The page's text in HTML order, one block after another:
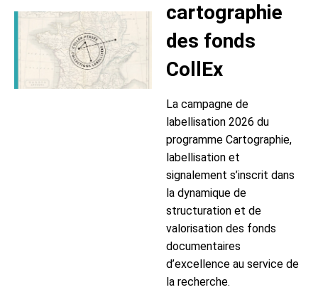
cartographie
des fonds
CollEx
La campagne de
labellisation 2026 du
programme Cartographie,
labellisation et
signalement s’inscrit dans
la dynamique de
structuration et de
valorisation des fonds
documentaires
d’excellence au service de
la recherche.